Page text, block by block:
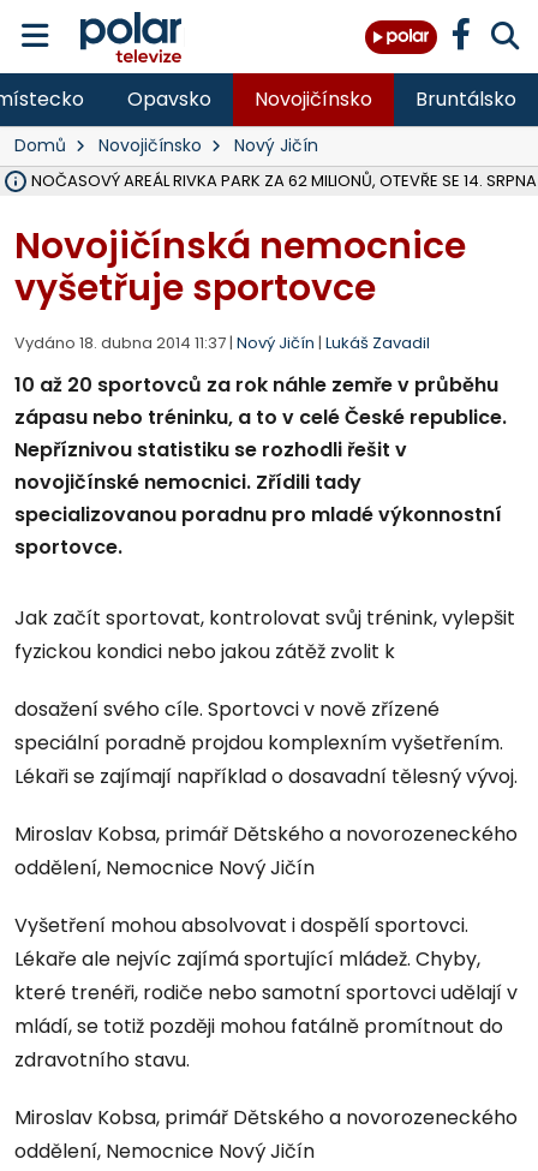
Opavsko Novojičínsko Bruntálsko
Domů Novojičínsko Nový Jičín
AREÁL RIVKA PARK ZA 62 MILIONŮ, OTEVŘE SE 14. SRPNA
Novojičínská nemocnice
vyšetřuje sportovce
Vydáno 18. dubna 2014 11:37 | Nový Jičín | Lukáš Zavadil
10 až 20 sportovců za rok náhle zemře v průběhu
zápasu nebo tréninku, a to v celé České republice.
Nepříznivou statistiku se rozhodli řešit v
novojičínské nemocnici. Zřídili tady
specializovanou poradnu pro mladé výkonnostní
sportovce.
Jak začít sportovat, kontrolovat svůj trénink, vylepšit
fyzickou kondici nebo jakou zátěž zvolit k
dosažení svého cíle. Sportovci v nově zřízené
speciální poradně projdou komplexním vyšetřením.
Lékaři se zajímají například o dosavadní tělesný vývoj.
Miroslav Kobsa, primář Dětského a novorozeneckého
oddělení, Nemocnice Nový Jičín
Vyšetření mohou absolvovat i dospělí sportovci.
Lékaře ale nejvíc zajímá sportující mládež. Chyby,
které trenéři, rodiče nebo samotní sportovci udělají v
mládí, se totiž později mohou fatálně promítnout do
zdravotního stavu.
Miroslav Kobsa, primář Dětského a novorozeneckého
oddělení, Nemocnice Nový Jičín